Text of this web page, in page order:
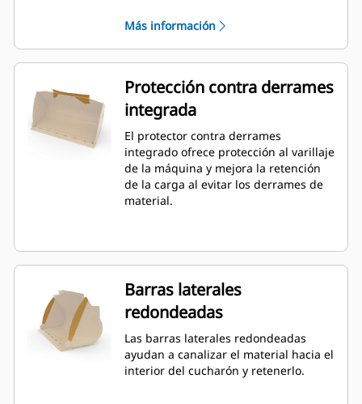
almacenamiento y desde bancos.
Están diseñados para fuerzas de
desprendimiento y condiciones de
abrasión estándar. Ideal para
aplicaciones de arrastre en retroceso
y nivelación. El factor de llenado de
los cucharones de la Serie
Performance puede llegar a un 115 %
por sobre la capacidad especificada.
Más información
Protección contra derrames
integrada
El protector contra derrames
integrado ofrece protección al varillaje
de la máquina y mejora la retención
de la carga al evitar los derrames de
material.
Barras laterales
redondeadas
Las barras laterales redondeadas
ayudan a canalizar el material hacia el
interior del cucharón y retenerlo.